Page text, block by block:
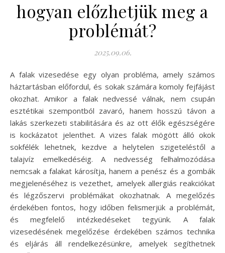
hogyan előzhetjük meg a
problémát?
2025.09.06.
A falak vizesedése egy olyan probléma, amely számos
háztartásban előfordul, és sokak számára komoly fejfájást
okozhat. Amikor a falak nedvessé válnak, nem csupán
esztétikai szempontból zavaró, hanem hosszú távon a
lakás szerkezeti stabilitására és az ott élők egészségére
is kockázatot jelenthet. A vizes falak mögött álló okok
sokfélék lehetnek, kezdve a helytelen szigeteléstől a
talajvíz emelkedéséig. A nedvesség felhalmozódása
nemcsak a falakat károsítja, hanem a penész és a gombák
megjelenéséhez is vezethet, amelyek allergiás reakciókat
és légzőszervi problémákat okozhatnak. A megelőzés
érdekében fontos, hogy időben felismerjük a problémát,
és megfelelő intézkedéseket tegyünk. A falak
vizesedésének megelőzése érdekében számos technika
és eljárás áll rendelkezésünkre, amelyek segíthetnek